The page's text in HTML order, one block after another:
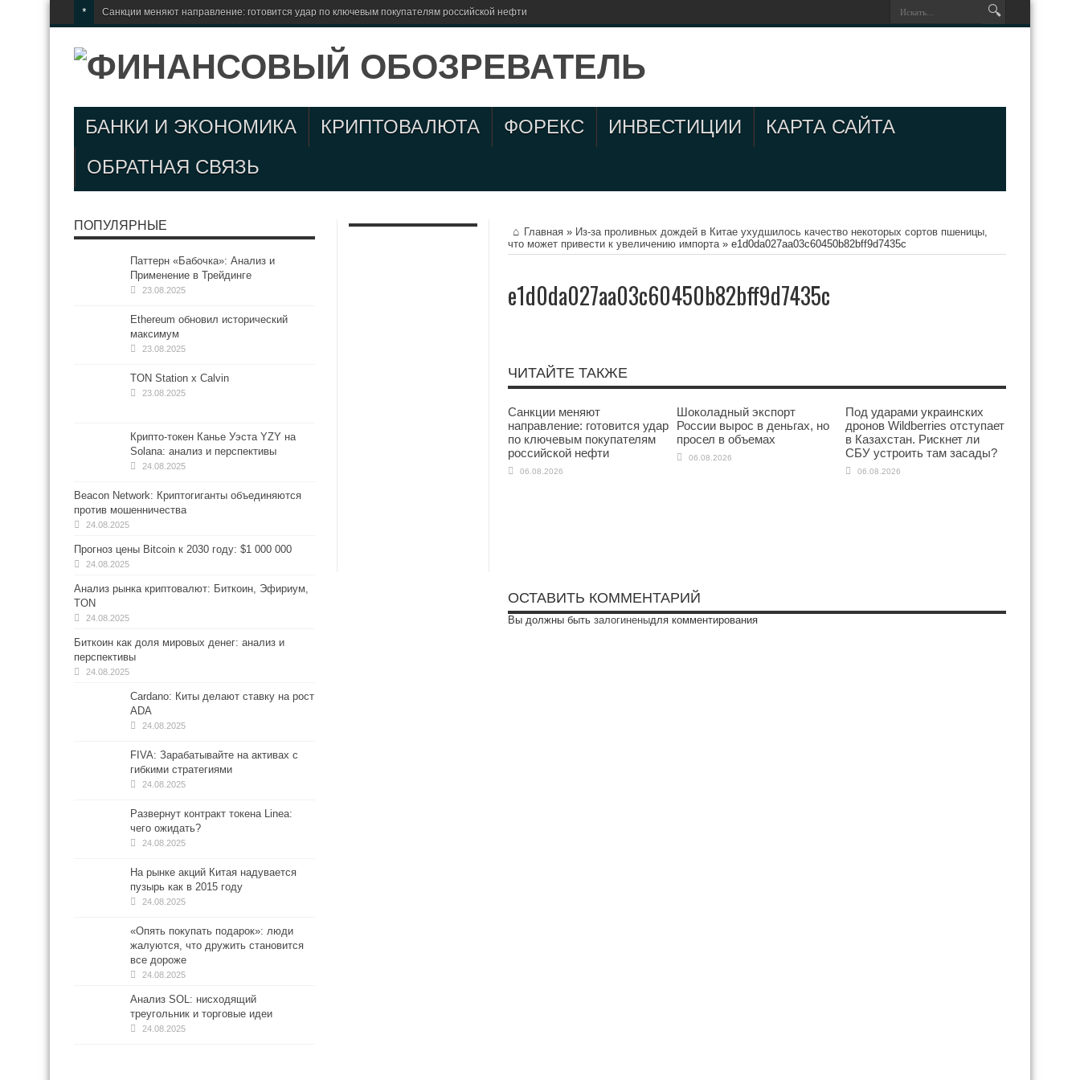
* Санкции меняют направление: готовится удар по ключевым покупателям российской нефти
БАНКИ И ЭКОНОМИКА КРИПТОВАЛЮТА ФОРЕКС ИНВЕСТИЦИИ
КАРТА САЙТА
ОБРАТНАЯ СВЯЗЬ
Главная » Из-за проливных дождей в Китае ухудшилось качество некоторых сортов пшеницы,
что может привести к увеличению импорта» e1d0da027aa03c60450b82bff9d7435c
e1d0da027aa03c60450b82bff9d7435c
ЧИТАЙТЕ ТАКЖЕ
Санкции меняют
направление: готовится удар
по ключевым покупателям
российской нефти
06.08.2026
Шоколадный экспорт
России вырос в деньгах, но
просел в объемах
06.08.2026
Под ударами украинских
дронов Wildberries отступает
в Казахстан. Рискнет ли
СБУ устроить там засады?
06.08.2026
ОСТАВИТЬ КОММЕНТАРИЙ
Вы должны быть залогиненыдля комментирования
ПОПУЛЯРНЫЕ
Паттерн «Бабочка»: Анализ и
Применение в Трейдинге
23.08.2025
Ethereum обновил исторический
максимум
23.08.2025
TON Station x Calvin
23.08.2025
Крипто-токен Канье Уэста YZY на
Solana: анализ и перспективы
24.08.2025
Beacon Network: Криптогиганты объединяются
против мошенничества
24.08.2025
Прогноз цены Bitcoin к 2030 году: $1 000 000
24.08.2025
Анализ рынка криптовалют: Биткоин, Эфириум,
TON
24.08.2025
Биткоин как доля мировых денег: анализ и
перспективы
24.08.2025
Cardano: Киты делают ставку на рост
ADA
24.08.2025
FIVA: Зарабатывайте на активах с
гибкими стратегиями
24.08.2025
Развернут контракт токена Linea:
чего ожидать?
24.08.2025
На рынке акций Китая надувается
пузырь как в 2015 году
24.08.2025
«Опять покупать подарок»: люди
жалуются, что дружить становится
все дороже
24.08.2025
Анализ SOL: нисходящий
треугольник и торговые идеи
24.08.2025